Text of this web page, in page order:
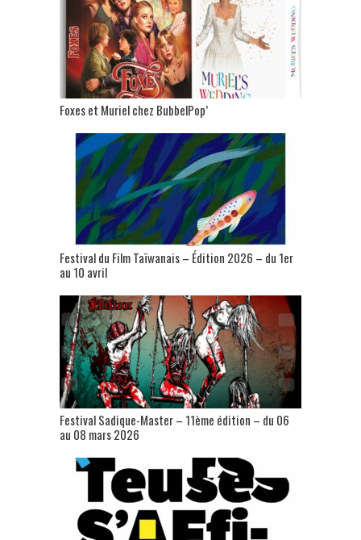
Foxes et Muriel chez BubbelPop’
Festival du Film Taïwanais – Édition 2026 – du 1er
au 10 avril
Festival Sadique-Master – 11ème édition – du 06
au 08 mars 2026